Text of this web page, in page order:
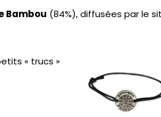
Bambou (84%), diffusées par le
« trucs »